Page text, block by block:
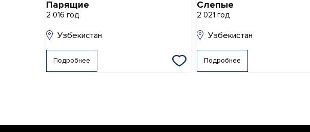
Парящие
2 016 год
Узбекистан
Подробнее
Слепые
2 021 год
Узбекистан
Подробнее